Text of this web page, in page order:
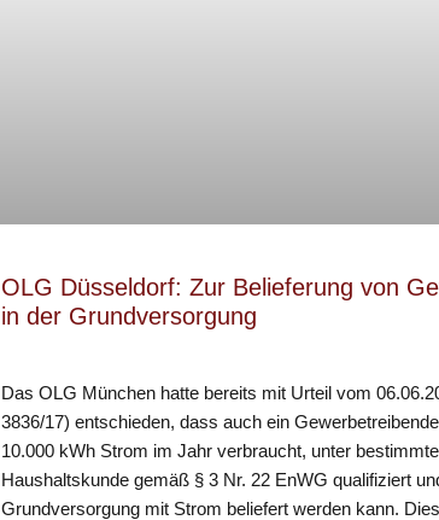
OLG Düsseldorf: Zur Belieferung von
in der Grundversorgung
Das OLG München hatte bereits mit Urteil vom
3836/17) entschieden, dass auch ein
10.000 kWh Strom im Jahr verbraucht, unter
Haushaltskunde gemäß § 3 Nr. 22 EnWG qualifiziert
Grundversorgung mit Strom beliefert werden kann.